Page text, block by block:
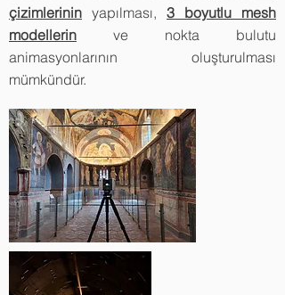
çizimlerinin yapılması, 3 boyutlu mesh
modellerin ve nokta bulutu
animasyonlarının oluşturulması
mümkündür.